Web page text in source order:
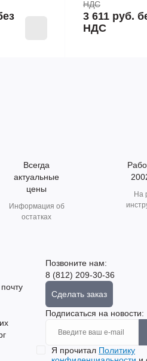
НДС
3 611 руб.
НДС
Всегда
актуальные
цены
Информация об
остатках
На
Позвоните нам:
8 (812) 209-30-36
Сделать заказ
Подписаться на новости:
Я прочитал Политику